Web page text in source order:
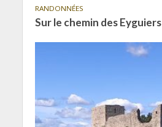
RANDONNÉES
Sur le chemin des Eyguiers